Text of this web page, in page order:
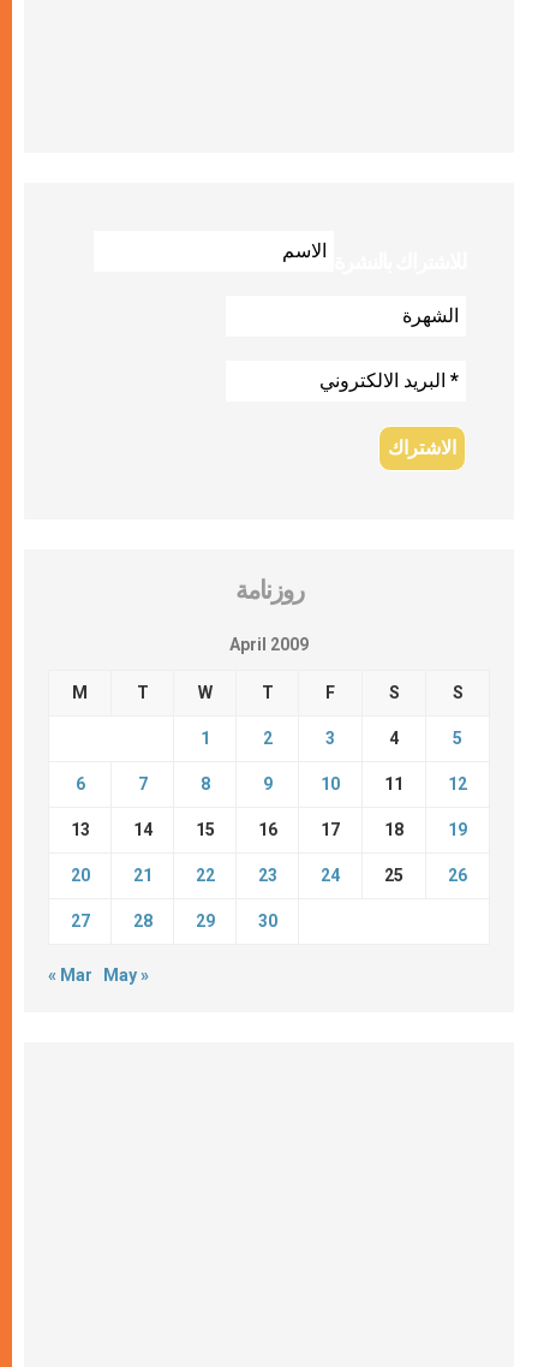
روزنامة
April 2009
M T W T F S S
1 2 3 4 5
6 7 8 9 10 11 12
13 14 15 16 17 18 19
20 21 22 23 24 25 26
27 28 29 30
« Mar May »